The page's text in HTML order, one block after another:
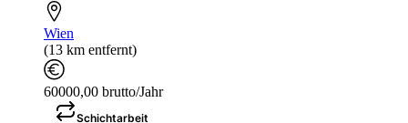
Wien
(13 km entfernt)
60000,00 brutto/Jahr
Schichtarbeit